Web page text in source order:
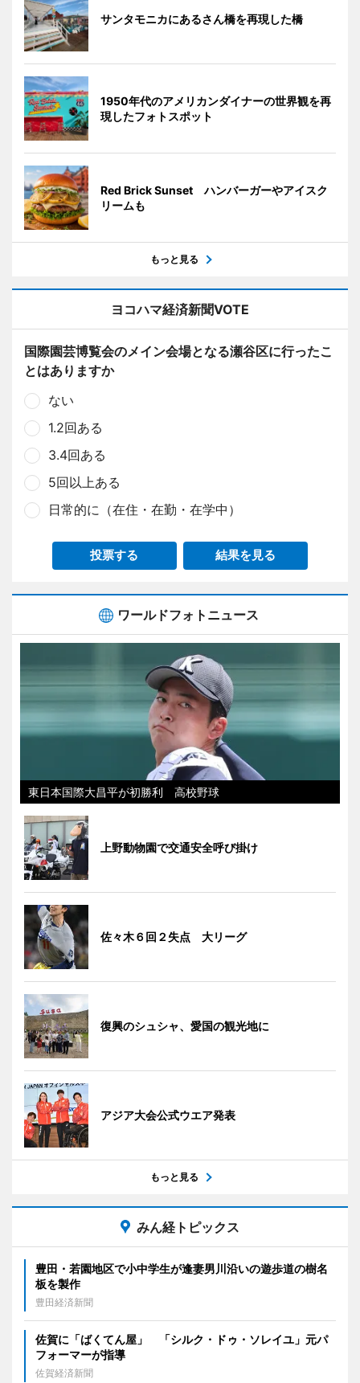
サンタモニカにあるさん橋を再現した橋
1950年代のアメリカンダイナーの世界観を再
現したフォトスポット
Red Brick Sunset ハンバーガーやアイスク
リームも
もっと見る
ヨコハマ経済新聞VOTE
国際園芸博覧会のメイン会場となる瀬谷区に行ったこ
とはありますか
ない
1.2回ある
3.4回ある
5回以上ある
日常的に（在住・在勤・在学中）
投票する 結果を見る
ワールドフォトニュース
東日本国際大昌平が初勝利 高校野球
上野動物園で交通安全呼び掛け
佐々木６回２失点 大リーグ
復興のシュシャ、愛国の観光地に
アジア大会公式ウエア発表
もっと見る
みん経トピックス
豊田・若園地区で小中学生が逢妻男川沿いの遊歩道の樹名
板を製作
豊田経済新聞
佐賀に「ばくてん屋」 「シルク・ドゥ・ソレイユ」元パ
フォーマーが指導
佐賀経済新聞